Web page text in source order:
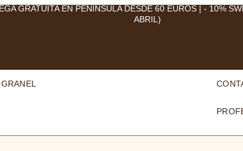
GRATUITA EN PENÍNSULA DESDE 60 EUROS | - 10%
ABRIL)